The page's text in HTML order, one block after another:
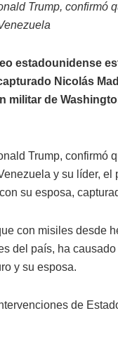
Trump, confirmó
estadounidense
Nicolás
militar de
Trump, confirmó
y su líder,
su esposa,
con misiles desde
del país, ha
y su esposa.
de